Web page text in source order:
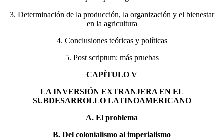
3. Determinación de la producción, la organización y el bienestar
en la agricultura
4. Conclusiones teóricas y políticas
5. Post scriptum: más pruebas
CAPÍTULO V
LA INVERSIÓN EXTRANJERA EN EL
SUBDESARROLLO LATINOAMERICANO
A. El problema
B. Del colonialismo al imperialismo